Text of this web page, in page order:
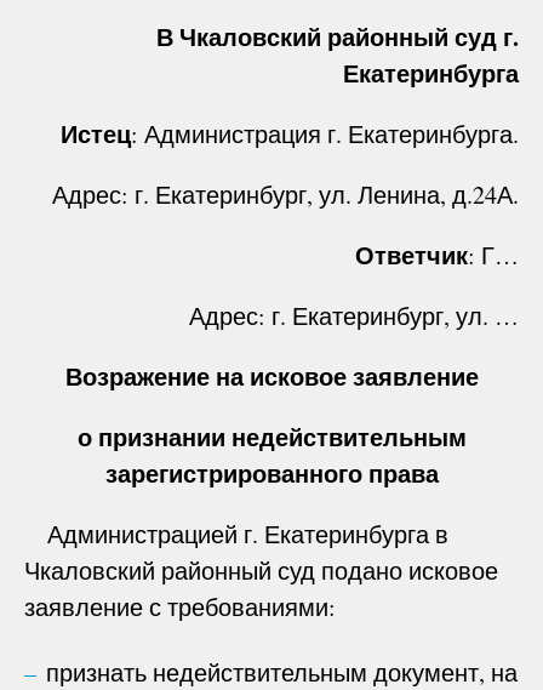
В Чкаловский районный суд г.
Екатеринбурга
Истец: Администрация г. Екатеринбурга.
Адрес: г. Екатеринбург, ул. Ленина, д.24А.
Ответчик: Г…
Адрес: г. Екатеринбург, ул. …
Возражение на исковое заявление
о признании недействительным
зарегистрированного права
Администрацией г. Екатеринбурга в
Чкаловский районный суд подано исковое
заявление с требованиями:
признать недействительным документ, на